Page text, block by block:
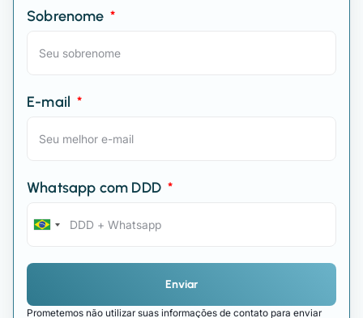
Sobrenome
E-mail
Whatsapp com DDD
Brazil
Enviar
Prometemos não utilizar suas informações de contato para enviar